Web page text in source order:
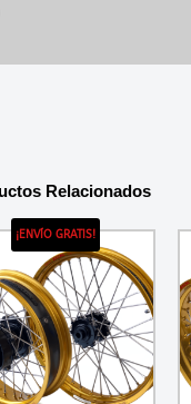
Relacionados
¡ENVÍO GRATIS!